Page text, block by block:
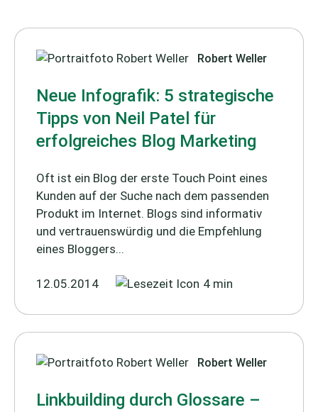
Robert Weller
Neue Infografik: 5 strategische
Tipps von Neil Patel für
erfolgreiches Blog Marketing
Oft ist ein Blog der erste Touch Point eines
Kunden auf der Suche nach dem passenden
Produkt im Internet. Blogs sind informativ
und vertrauenswürdig und die Empfehlung
eines Bloggers...
12.05.2014 4 min
Robert Weller
Linkbuilding durch Glossare –